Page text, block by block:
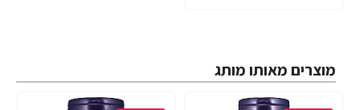
מוצרים מאותו מותג